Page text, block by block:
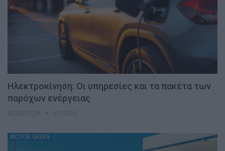
Ηλεκτροκίνηση: Οι υπηρεσίες και τα πακέτα των
παρόχων ενέργειας
MOTOR GREEN